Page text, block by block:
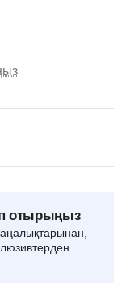
отырыңыз